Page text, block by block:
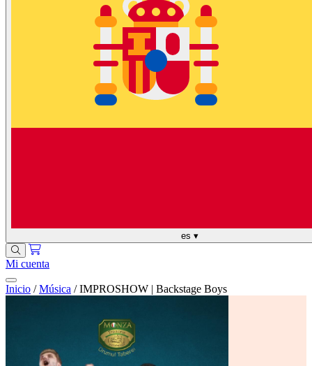
es ▾
Mi cuenta
Inicio / Música / IMPROSHOW | Backstage Boys